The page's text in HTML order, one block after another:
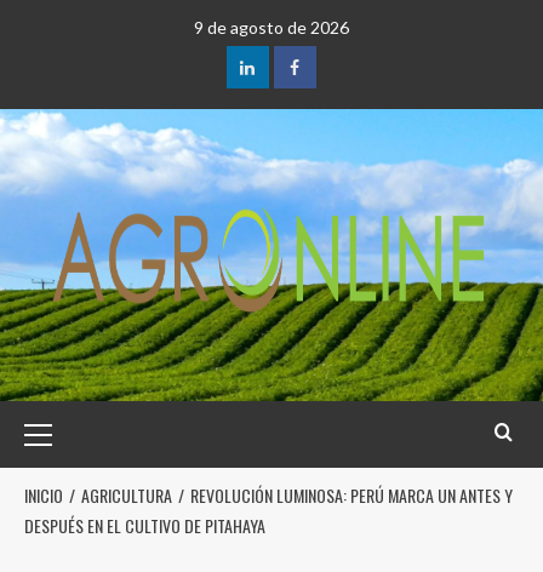
9 de agosto de 2026
INICIO AGRICULTURA
REVOLUCIÓN LUMINOSA: PERÚ MARCA UN ANTES Y
DESPUÉS EN EL CULTIVO DE PITAHAYA